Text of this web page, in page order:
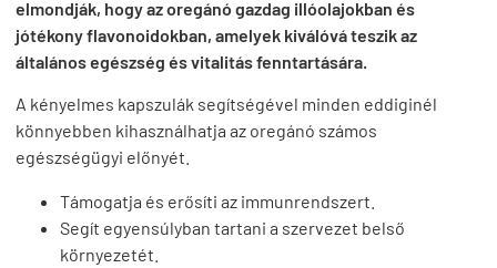
elmondják, hogy az oregánó gazdag illóolajokban és
jótékony flavonoidokban, amelyek kiválóvá teszik az
általános egészség és vitalitás fenntartására.
A kényelmes kapszulák segítségével minden eddiginél
könnyebben kihasználhatja az oregánó számos
egészségügyi előnyét.
Támogatja és erősíti az immunrendszert.
Segít egyensúlyban tartani a szervezet belső
környezetét.